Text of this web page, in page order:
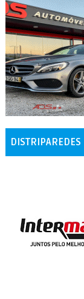
DISTRIPAREDES